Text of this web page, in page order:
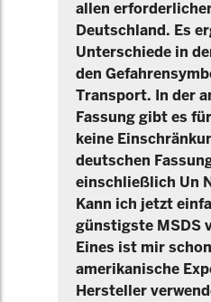
allen
Deutschland. Es
Unterschiede in
den
Transport. In der
Fassung gibt es
keine
deutschen
einschließlich Un
Kann ich jetzt
günstigste MSDS
Eines ist mir
amerikanische
Hersteller